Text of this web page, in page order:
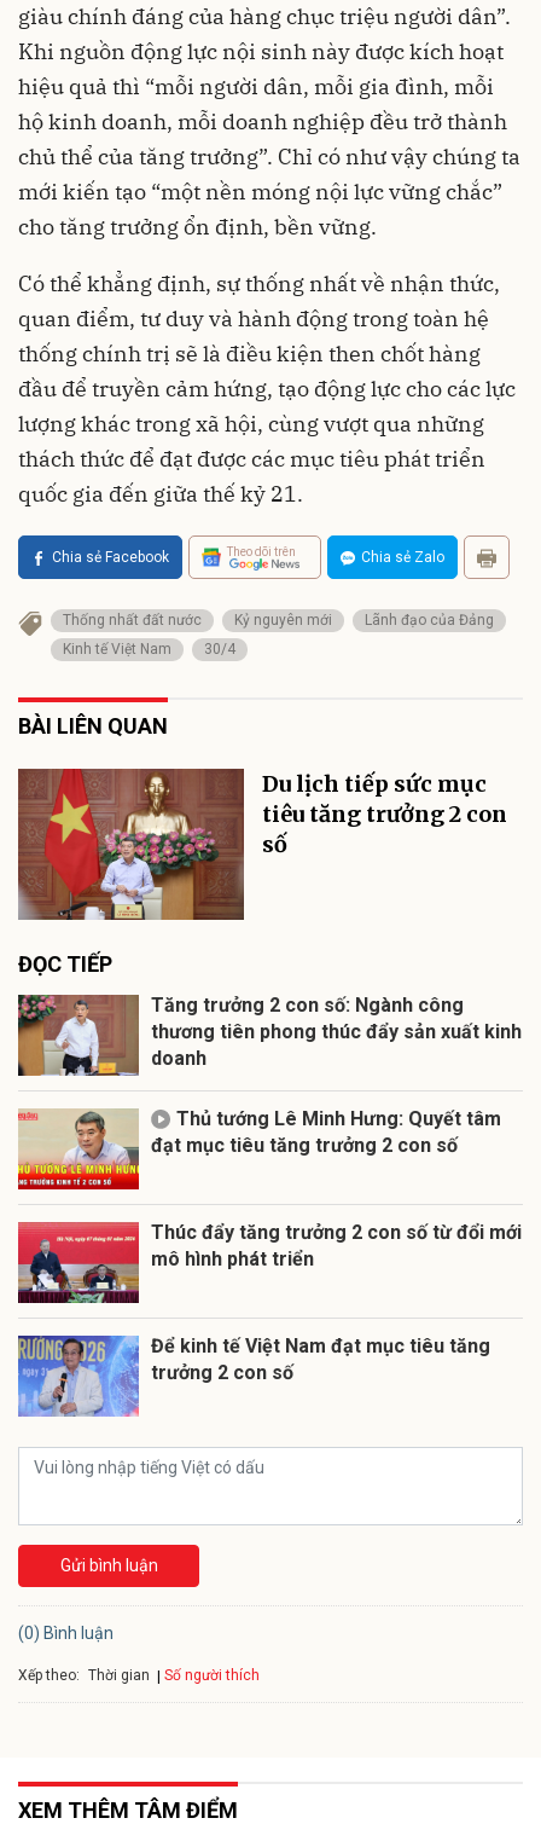
giàu chính đáng của hàng chục triệu người dân”.
Khi nguồn động lực nội sinh này được kích hoạt
hiệu quả thì “mỗi người dân, mỗi gia đình, mỗi
hộ kinh doanh, mỗi doanh nghiệp đều trở thành
chủ thể của tăng trưởng”. Chỉ có như vậy chúng ta
mới kiến tạo “một nền móng nội lực vững chắc”
cho tăng trưởng ổn định, bền vững.
Có thể khẳng định, sự thống nhất về nhận thức,
quan điểm, tư duy và hành động trong toàn hệ
thống chính trị sẽ là điều kiện then chốt hàng
đầu để truyền cảm hứng, tạo động lực cho các lực
lượng khác trong xã hội, cùng vượt qua những
thách thức để đạt được các mục tiêu phát triển
quốc gia đến giữa thế kỷ 21.
Chia sẻ Facebook Theo dõi trên Chia sẻ Zalo
Thống nhất đất nước Kỷ nguyên mới
Lãnh đạo của Đảng
Kinh tế Việt Nam
30/4
BÀI LIÊN QUAN
Du lịch tiếp sức mục
tiêu tăng trưởng 2 con
số
ĐỌC TIẾP
Tăng trưởng 2 con số: Ngành công
thương tiên phong thúc đẩy sản xuất kinh
doanh
Thủ tướng Lê Minh Hưng: Quyết tâm
đạt mục tiêu tăng trưởng 2 con số
Thúc đẩy tăng trưởng 2 con số từ đổi mới
mô hình phát triển
Để kinh tế Việt Nam đạt mục tiêu tăng
trưởng 2 con số
Gửi bình luận
(0) Bình luận
Xếp theo: Thời gian Số người thích
XEM THÊM TÂM ĐIỂM